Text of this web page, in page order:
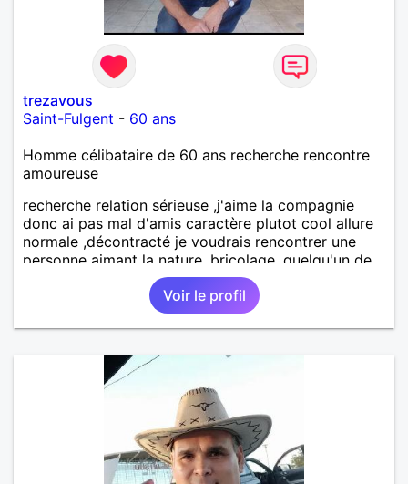
trezavous
Saint-Fulgent - 60 ans
Homme célibataire de 60 ans recherche rencontre
amoureuse
recherche relation sérieuse ,j'aime la compagnie
donc ai pas mal d'amis caractère plutot cool allure
normale ,décontracté je voudrais rencontrer une
personne aimant la nature ,bricolage ,quelqu'un de
simple et naturel à vos claviers mesdames
Voir le profil